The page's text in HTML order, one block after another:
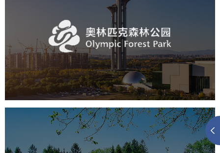
奥体森林公园
旅游休闲 公园 AI人工智能
智慧公园
智慧体育公园
智能步道 智能大数据平台
海淀公园